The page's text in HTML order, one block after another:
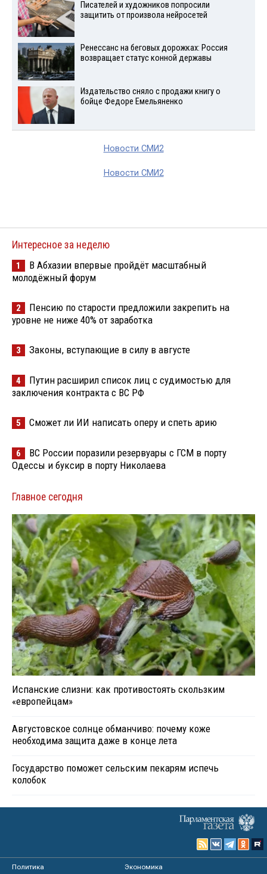
Писателей и художников попросили
защитить от произвола нейросетей
Ренессанс на беговых дорожках: Россия
возвращает статус конной державы
Издательство сняло с продажи книгу о
бойце Федоре Емельяненко
Новости СМИ2
Новости СМИ2
Интересное за неделю
1
В Абхазии впервые пройдёт масштабный
молодёжный форум
2
Пенсию по старости предложили закрепить на
уровне не ниже 40% от заработка
3 Законы, вступающие в силу в августе
4
Путин расширил список лиц с судимостью для
заключения контракта с ВС РФ
5 Сможет ли ИИ написать оперу и спеть арию
6
ВС России поразили резервуары с ГСМ в порту
Одессы и буксир в порту Николаева
Главное сегодня
Испанские слизни: как противостоять скользким
«европейцам»
Августовское солнце обманчиво: почему коже
необходима защита даже в конце лета
Государство поможет сельским пекарям испечь
колобок
Политика
Экономика